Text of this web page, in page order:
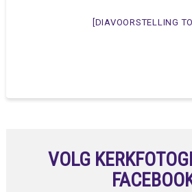
[DIAVOORSTELLING
VOLG